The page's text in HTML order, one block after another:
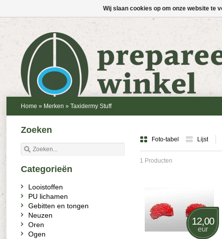
Home » Merken » Taxidermy Stuff
Foto-tabel Lijst
1 Producten
12,00
eur
Zoeken
Categorieën
Looistoffen
PU lichamen
Gebitten en tongen
Neuzen
Oren
Ogen
Wij slaan cookies op om onze website te